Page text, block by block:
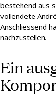
bestehend aus
vollendete
Anschliessend
nachzustellen.
Ein